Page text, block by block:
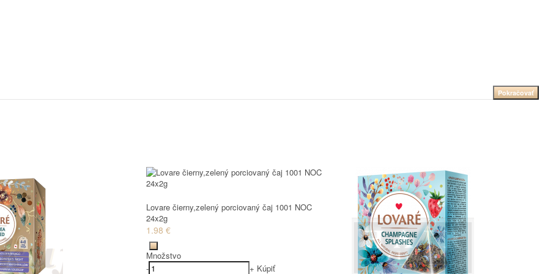
Pokračovať
Lovare čierny,zelený porciovaný čaj 1001 NOC
24x2g
1.98 €
Množstvo
-
+ Kúpiť